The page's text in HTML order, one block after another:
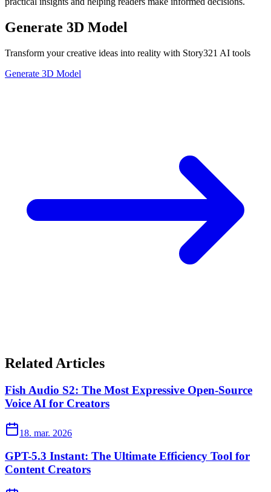
Generate 3D Model
Transform your creative ideas into reality with Story321 AI tools
Generate 3D Model
Related Articles
Fish Audio S2: The Most Expressive Open-Source
Voice AI for Creators
18. mar. 2026
GPT-5.3 Instant: The Ultimate Efficiency Tool for
Content Creators